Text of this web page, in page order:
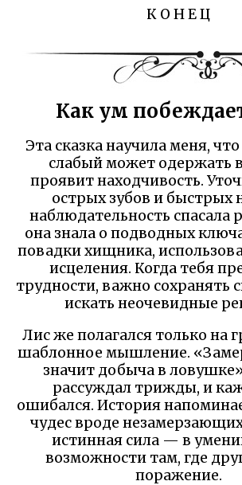
К О Н Е Ц
Как ум
Эта сказка научила меня,
слабый может одержать
проявит находчивость.
острых зубов и быстрых
наблюдательность спасала
она знала о подводных
повадки хищника,
исцеления. Когда тебя
трудности, важно сохранять
искать неочевидные
Лис же полагался только на
шаблонное мышление.
значит добыча в
рассуждал трижды, и
ошибался. История
чудес вроде
истинная сила — в
возможности там, где
поражение.